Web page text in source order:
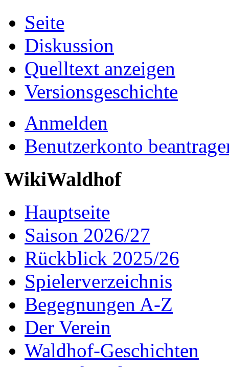
Seite
Diskussion
Quelltext anzeigen
Versionsgeschichte
Anmelden
Benutzerkonto
WikiWaldhof
Hauptseite
Saison 2026/27
Rückblick 2025/26
Spielerverzeichnis
Begegnungen A-Z
Der Verein
Waldhof-Geschichten